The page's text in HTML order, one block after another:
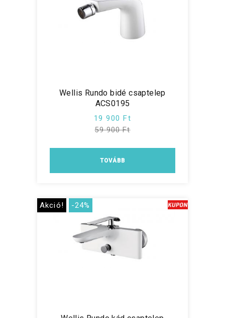
Wellis Rundo bidé csaptelep
ACS0195
19 900 Ft
59 900 Ft
TOVÁBB
Akció! -24%